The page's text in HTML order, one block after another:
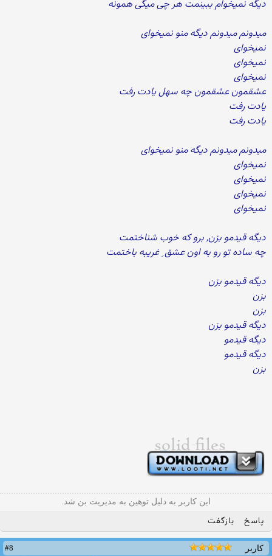
دیگه نمیخوام ببینمت هر چی میگی همونه
میدونم میدونم دیگه منو نمیخوای
نمیخوای
نمیخوای
نمیخوای
عشقمون عشقمون چه سهل یادت رفت
یادت رفت
یادت رفت
میدونم میدونم دیگه منو نمیخوای
نمیخوای
نمیخوای
نمیخوای
نمیخوای
دیگه قیدمو بزن, برو که خوب شناختمت
چه ساده تو رو به اون عشق ِ غریبه باختمت
دیگه قیدمو بزن
بزن
بزن
دیگه قیدمو بزن
دیگه قیدمو
دیگه قیدمو
بزن
این کاربر به دلیل توهین به مدیریت بن شد.
پاسخ بازگفت
کاربر
#8